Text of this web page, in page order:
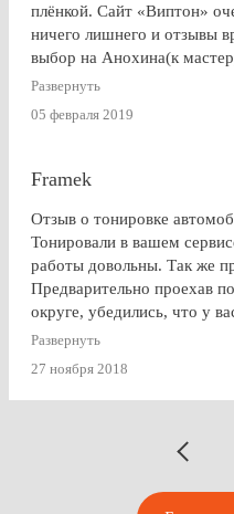
плёнкой. Сайт «Виптон»
ничего лишнего и отзывы
выбор на Анохина(к
именно так, как и написано
Развернуть
05 февраля 2019
Framek
Отзыв о тонировке
Тонировали в вашем
работы довольны. Так же
Предварительно проехав
округе, убедились, что у
будущем, думаю, будем так
Развернуть
27 ноября 2018